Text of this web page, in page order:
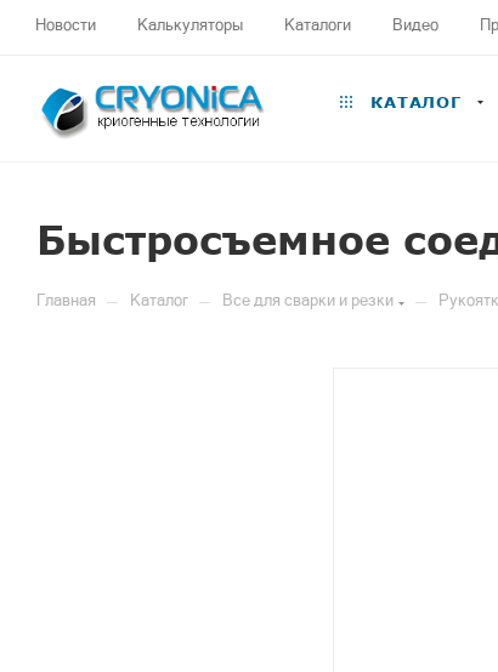
Новости Калькуляторы Каталоги Видео
КАТАЛОГ
Быстросъемное
Главная — Каталог — Все для сварки и резки —